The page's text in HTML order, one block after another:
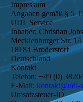
Impressum
Angaben gemäß § 5
UDL Service
Inhaber: Christian
Mecklenburger Str. 14
18184 Broderstorf
Deutschland
Kontakt
Telefon: +49 (0)
E-Mail:kontakt@udl-
Umsatzsteuer-ID